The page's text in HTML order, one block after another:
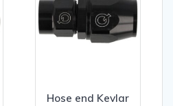
Hose end Kevlar